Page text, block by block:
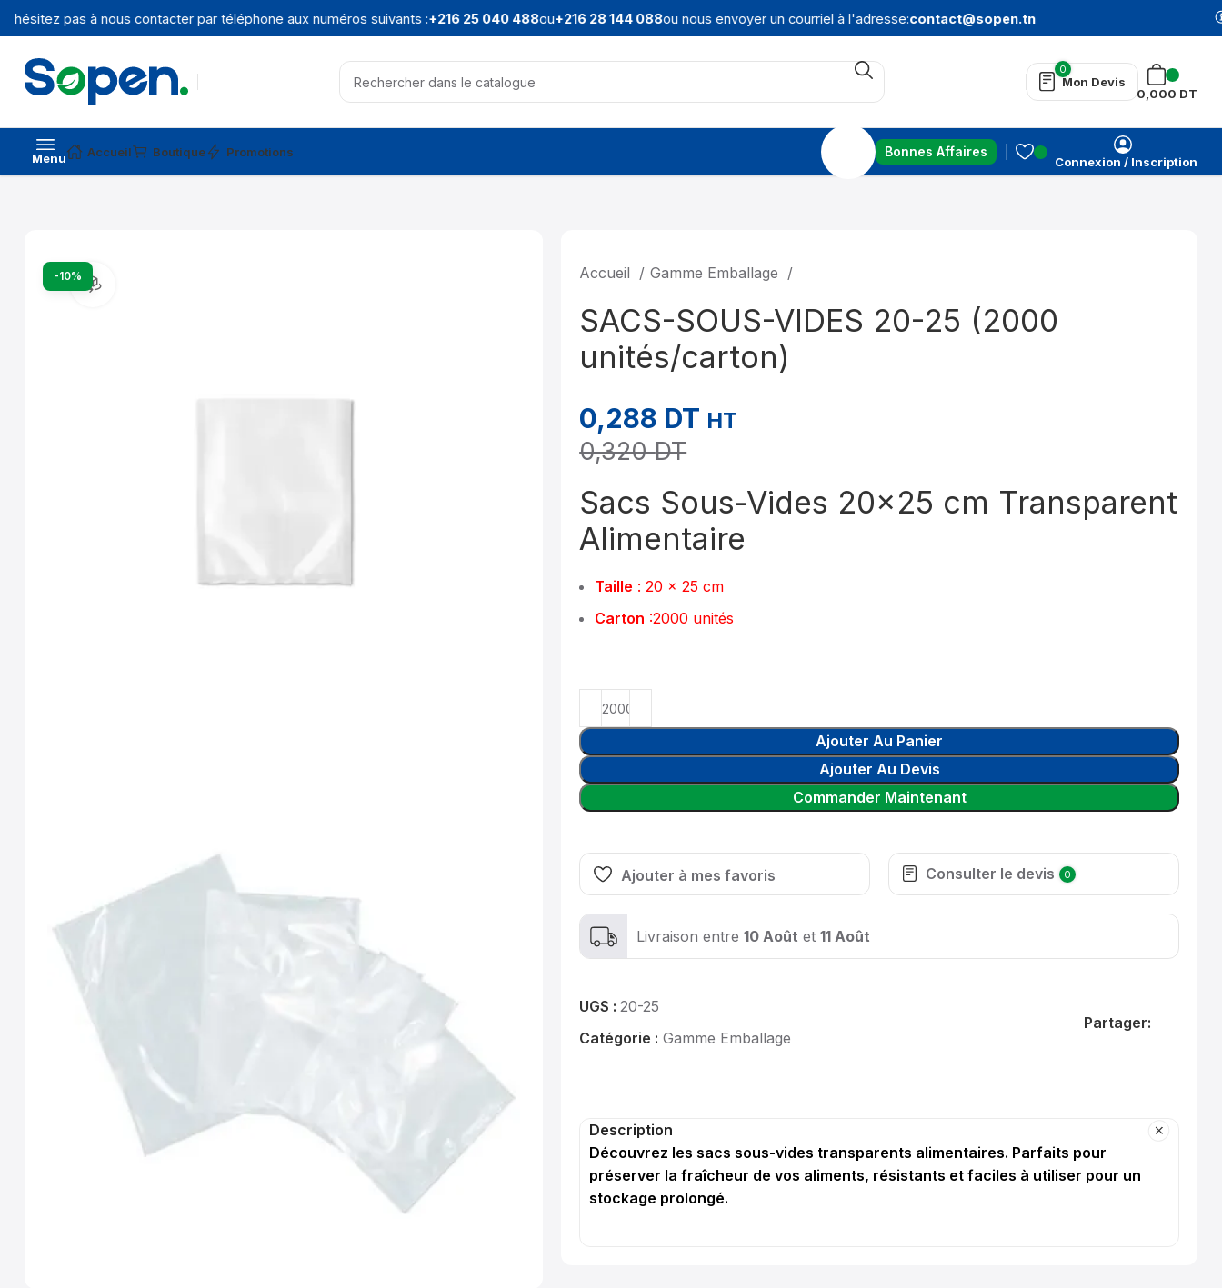
pas à nous contacter par téléphone aux numéros suivants :+216 25 040 488ou+216 28 144 088ou nous envoyer un courriel à l'adresse:contact@sopen.tn
0
Mon Devis
0,000 DT
Menu Accueil Boutique Promotions Bonnes Affaires
Connexion / Inscription
-10% Accueil Gamme Emballage
SACS-SOUS-VIDES 20-25 (2000
unités/carton)
0,288 DT HT
0,320DT
Sacs Sous-Vides 20×25 cm Transparent
Alimentaire
Taille : 20 x 25 cm
Carton :2000 unités
Ajouter Au Panier
Ajouter Au Devis
Commander Maintenant
Ajouter à mes favoris Consulter le devis 0
Livraison entre10 Août et 11 Août
UGS :20-25
Catégorie : Gamme Emballage
Partager:
Description
Découvrez les sacs sous-vides transparents alimentaires. Parfaits pour
préserver la fraîcheur de vos aliments, résistants et faciles à utiliser pour un
stockage prolongé.